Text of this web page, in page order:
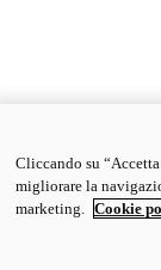
Cliccando su
migliorare la
marketing.
Cookie